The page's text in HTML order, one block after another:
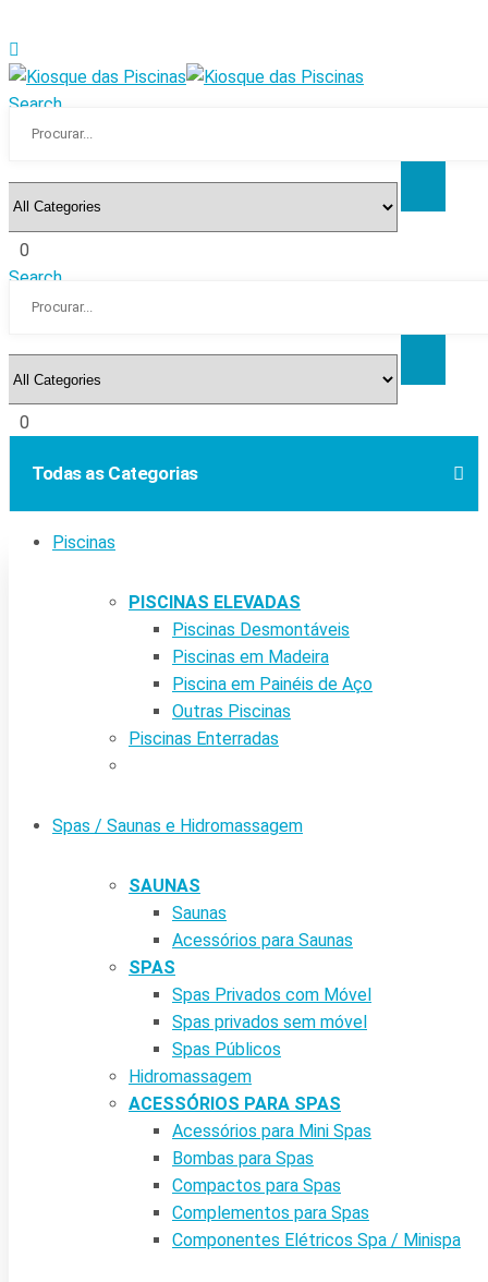
Search
0
Search
0
Todas as Categorias
Piscinas
PISCINAS ELEVADAS
Piscinas Desmontáveis
Piscinas em Madeira
Piscina em Painéis de Aço
Outras Piscinas
Piscinas Enterradas
Spas / Saunas e Hidromassagem
SAUNAS
Saunas
Acessórios para Saunas
SPAS
Spas Privados com Móvel
Spas privados sem móvel
Spas Públicos
Hidromassagem
ACESSÓRIOS PARA SPAS
Acessórios para Mini Spas
Bombas para Spas
Compactos para Spas
Complementos para Spas
Componentes Elétricos Spa / Minispa